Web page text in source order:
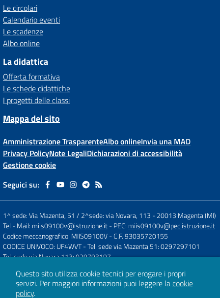
Le circolari
Calendario eventi
Le scadenze
Albo online
La didattica
Offerta formativa
Le schede didattiche
I progetti delle classi
Mappa del sito
Amministrazione TrasparenteAlbo onlineInvia una MAD
Privacy PolicyNote LegaliDichiarazioni di accessibilità
Gestione cookie
Seguici su:
1^ sede: Via Mazenta, 51 / 2^sede: via Novara, 113 -20013 Magenta (MI)
Tel - Mail: miis09100v@istruzione.it- PEC: miis09100v@pec.istruzione.it
Codice meccanografico: MIIS09100V- C.F. 93035720155
CODICE UNIVOCO: UF4WVT- Tel. sede via Mazenta 51: 0297297101
Tel. sede via Novara 113: 029793197
Concept & Design by
Designers Italia
Questo sito utilizza cookie tecnici per erogare i propri
servizi. Per maggiori informazioni puoi leggere lacookie
policy.